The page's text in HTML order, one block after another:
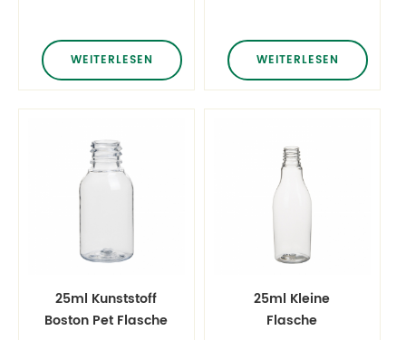
WEITERLESEN WEITERLESEN
25ml Kunststoff
Boston Pet Flasche
25ml Kleine
Flasche